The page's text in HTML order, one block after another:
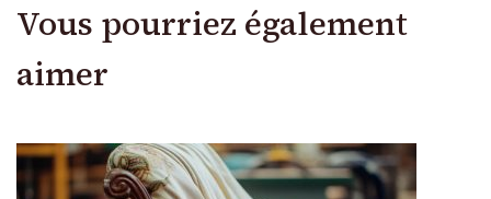
Vous pourriez également
aimer